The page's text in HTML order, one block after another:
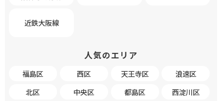
近鉄大阪線
人気のエリア
福島区 西区 天王寺区
浪速区
北区
中央区 都島区
西淀川区